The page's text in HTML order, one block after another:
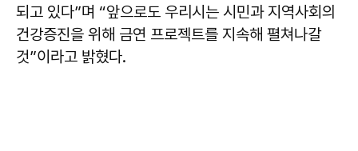
되고 있다”며 “앞으로도 우리시는 시민과 지역사회의
건강증진을 위해 금연 프로젝트를 지속해 펼쳐나갈
것”이라고 밝혔다.